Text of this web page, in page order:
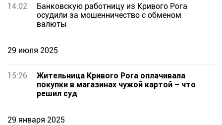
14:02
Банковскую работницу из Кривого Рога
осудили за мошенничество с обменом
валюты
29 июля 2025
15:26
Жительница Кривого Рога оплачивала
покупки в магазинах чужой картой – что
решил суд
29 января 2025